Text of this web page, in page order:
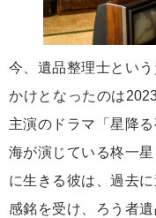
今、遺品整理士とい
かけとなったのは
主演のドラマ「星降
海が演じている柊一
に生きる彼は、過去
感銘を受け、ろう者